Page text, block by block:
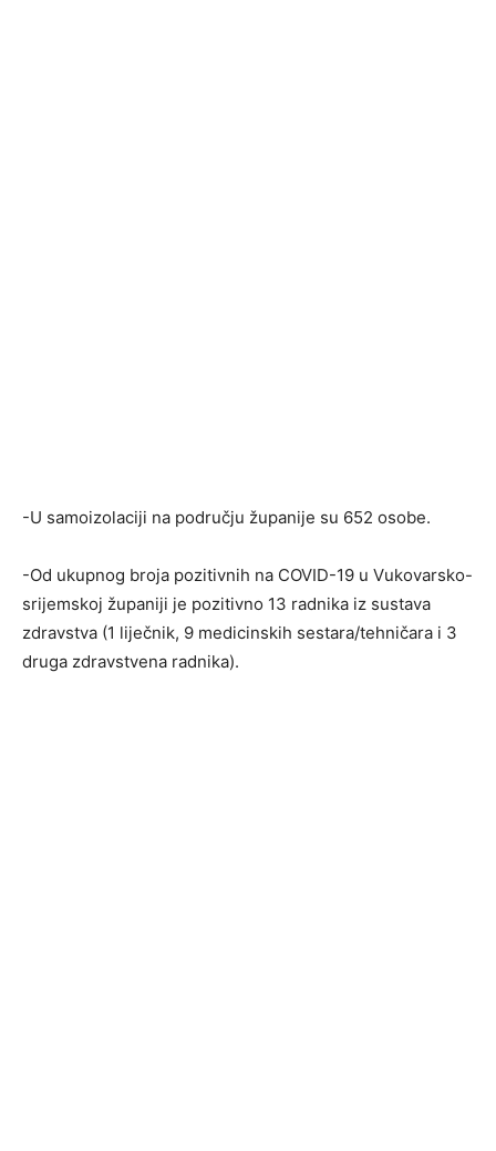
-U samoizolaciji na području županije su 652 osobe.
-Od ukupnog broja pozitivnih na COVID-19 u Vukovarsko-
srijemskoj županiji je pozitivno 13 radnika iz sustava
zdravstva (1 liječnik, 9 medicinskih sestara/tehničara i 3
druga zdravstvena radnika).